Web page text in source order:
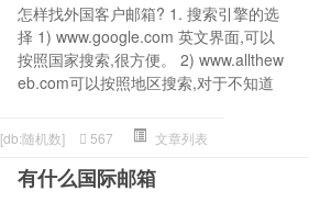
怎样找外国客户邮箱? 1. 搜索引擎的选
择 1) www.google.com 英文界面,可以
按照国家搜索,很方便。 2) www.allthew
eb.com可以按照地区搜索,对于不知道
[db:随机数] 567 文章列表
有什么国际邮箱